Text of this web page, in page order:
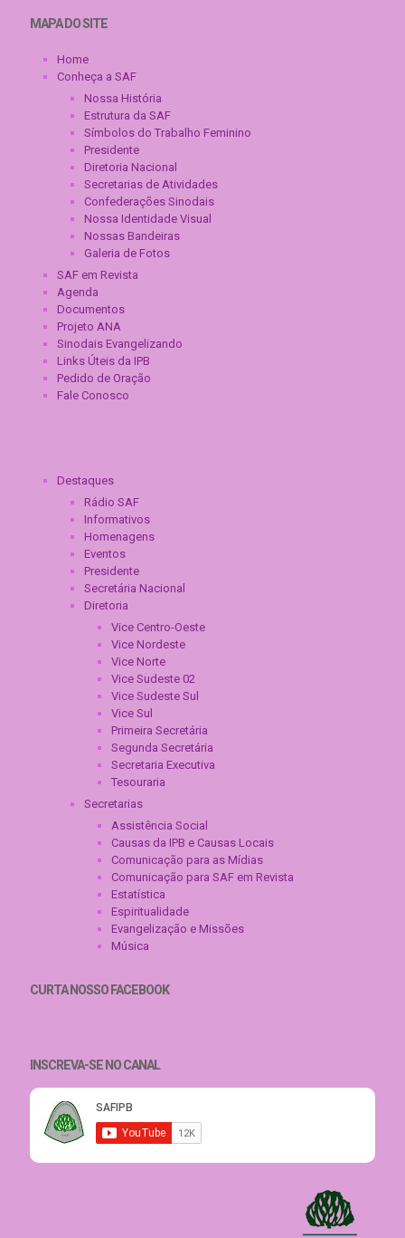
MAPA DO SITE
Home
Conheça a SAF
Nossa História
Estrutura da SAF
Símbolos do Trabalho Feminino
Presidente
Diretoria Nacional
Secretarias de Atividades
Confederações Sinodais
Nossa Identidade Visual
Nossas Bandeiras
Galeria de Fotos
SAF em Revista
Agenda
Documentos
Projeto ANA
Sinodais Evangelizando
Links Úteis da IPB
Pedido de Oração
Fale Conosco
Destaques
Rádio SAF
Informativos
Homenagens
Eventos
Presidente
Secretária Nacional
Diretoria
Vice Centro-Oeste
Vice Nordeste
Vice Norte
Vice Sudeste 02
Vice Sudeste Sul
Vice Sul
Primeira Secretária
Segunda Secretária
Secretaria Executiva
Tesouraria
Secretarias
Assistência Social
Causas da IPB e Causas Locais
Comunicação para as Mídias
Comunicação para SAF em Revista
Estatística
Espiritualidade
Evangelização e Missões
Música
CURTA NOSSO FACEBOOK
INSCREVA-SE NO CANAL